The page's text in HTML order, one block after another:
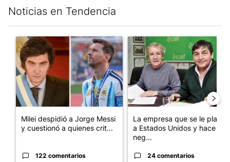
Noticias en Tendencia
Un artículo de tendencia con el título "Milei despidió a Jorge
Milei despidió a Jorge Messi
y cuestionó a quienes crit...
122 comentarios
Un artículo de tendencia con
La empresa que se le plantó
a Estados Unidos y hace
neg...
24 comentarios